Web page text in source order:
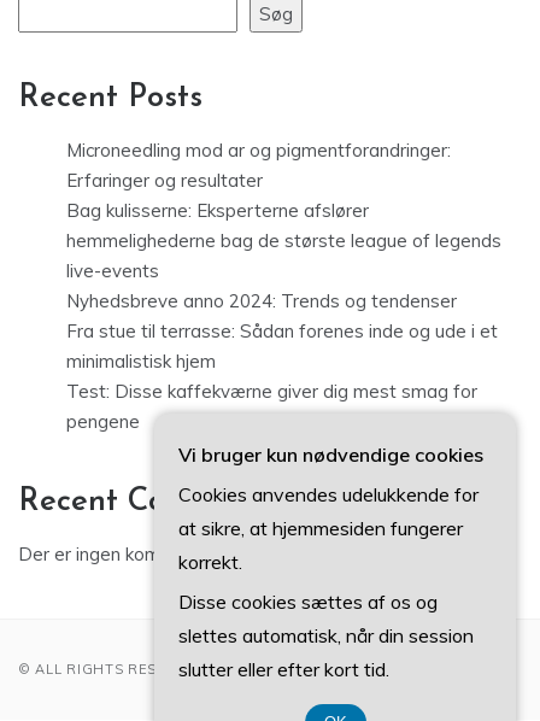
Søg
Recent Posts
Microneedling mod ar og pigmentforandringer:
Erfaringer og resultater
Bag kulisserne: Eksperterne afslører
hemmelighederne bag de største league of legends
live-events
Nyhedsbreve anno 2024: Trends og tendenser
Fra stue til terrasse: Sådan forenes inde og ude i et
minimalistisk hjem
Test: Disse kaffekværne giver dig mest smag for
pengene
Recent Comments
Der er ingen kommentarer at vise.
© ALL RIGHTS RESERVED 2022
Vi bruger kun nødvendige cookies
Cookies anvendes udelukkende for
at sikre, at hjemmesiden fungerer
korrekt.
Disse cookies sættes af os og
slettes automatisk, når din session
slutter eller efter kort tid.